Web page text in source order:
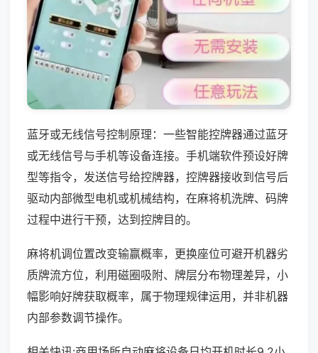
蓝牙或无线信号控制原理：一些智能控牌器通过蓝牙
或无线信号与手机等设备连接。手机端软件预设好牌
型等指令，发送信号给控牌器，控牌器接收到信号后
驱动内部微型电机或机械结构，在麻将机洗牌、码牌
过程中进行干预，达到控牌目的。
麻将机调位置改变输赢概率，更换座位可避开机器劣
质牌流方位，利用磁圈吸附、牌层分布物理差异，小
幅影响好牌获取概率，属于物理规律运用，并非机器
内部参数调节操作。